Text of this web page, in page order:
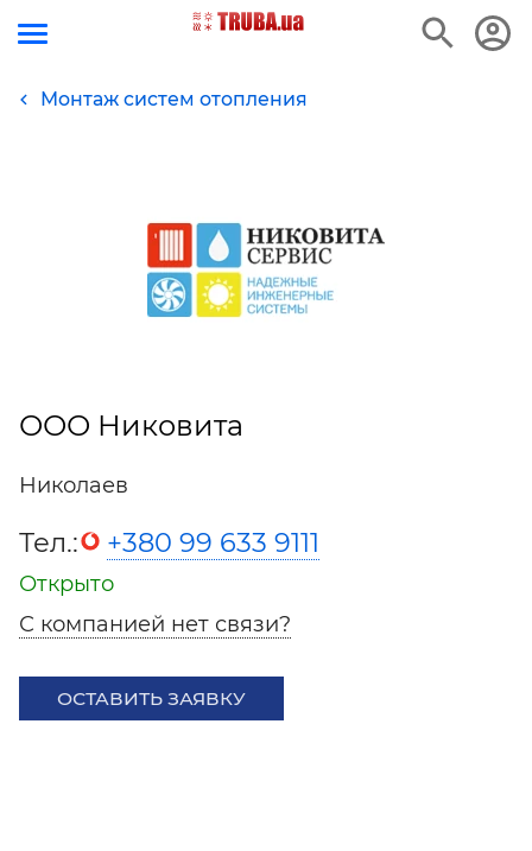
Монтаж систем отопления
ООО Никовита
Николаев
Тел.: +380 99 633 9111
Открыто
С компанией нет связи?
ОСТАВИТЬ ЗАЯВКУ